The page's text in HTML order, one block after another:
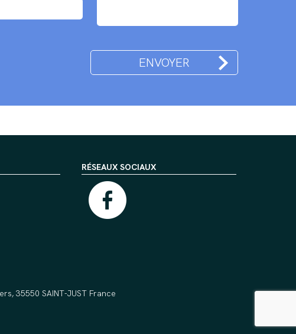
RÉSEAUX SOCIAUX
35550 SAINT-JUST France